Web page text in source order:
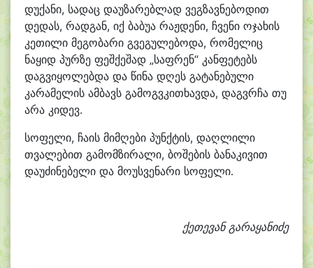
დუქანი, სადაც დაუზარებლად ვეგზავნებოდით
დედას, რადგან, იქ ბაბუა რაჟდენი, ჩვენი ოჯახის
კეთილი მეგობარი გვეგულებოდა, რომელიც
ნაყიდ პურზე ფეშქეშად „საფრენ“ კანფეტებს
დაგვიყოლებდა და წინა დღეს გატანებული
კარამელის ამბავს გამოგვკითხავდა, დაგვრჩა თუ
არა კიდევ.
სოფელი, ჩაის მიმღები პუნქტის, დაღლილი
თვალებით გამომზირალი, ბოშების ბანაკივით
დაუძინებელი და მოუსვენარი სოფელი.
ქეთევან გარაყანიძე